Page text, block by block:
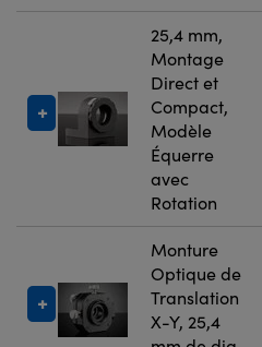
25,4 mm,
Montage
Direct et
Compact,
Modèle
Équerre
avec
Rotation
Monture
Optique de
Translation
X-Y, 25,4